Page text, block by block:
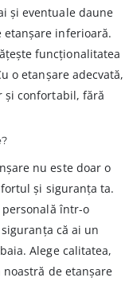
și eventuale daune
etanșare inferioară.
funcționalitatea
o etanșare adecvată,
și confortabil, fără
nu este doar o
și siguranța ta.
într-o
că ai un
Alege calitatea,
de etanșare